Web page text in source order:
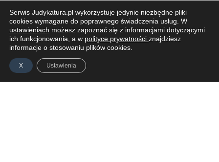
ZAPISZ SIĘ DO NEWSLETTERA
Serwis Judykatura.pl wykorzystuje jedynie niezbędne pliki
cookies wymagane do poprawnego świadczenia usług. W
ustawieniach możesz zapoznać się z informacjami dotyczącymi
ich funkcjonowania, a w polityce prywatności znajdziesz
informacje o stosowaniu plików cookies.
X Ustawienia